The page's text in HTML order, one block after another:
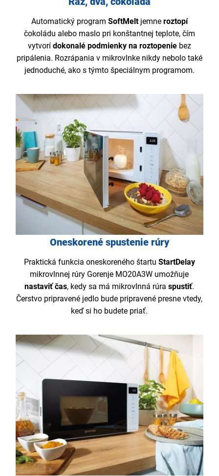
Automatický program SoftMelt jemne roztopí
čokoládu alebo maslo pri konštantnej teplote, čím
vytvorí dokonalé podmienky na roztopeniebez
pripálenia. Rozrápania v mikrovlnke nikdy nebolo také
jednoduché, ako s týmto špeciálnym programom.
Oneskorené spustenie rúry
Praktická funkcia oneskoreného štartu StartDelay
mikrovlnnej rúry Gorenje MO20A3W umožňuje
nastaviť čas, kedy sa má mikrovlnná rúraspustiť.
Čerstvo pripravené jedlo bude pripravené presne vtedy,
keď si ho budete priať.